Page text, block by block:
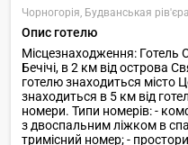
Чорногорія, Будванськая рів'єра
Опис готелю
Місцезнаходження: Готель
Бечічі, в 2 км від острова
готелю знаходиться місто
знаходиться в 5 км від
номери. Типи номерів: -
з двоспальним ліжком в
тримісний номер; -